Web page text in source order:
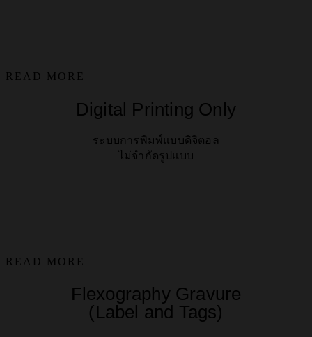
READ MORE
Digital Printing Only
ระบบการพิมพ์แบบดิจิตอล
ไม่จำกัดรูปแบบ
READ MORE
Flexography Gravure
(Label and Tags)